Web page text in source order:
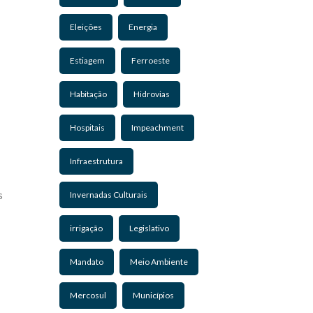
Eleições Energia
Estiagem Ferroeste
Habitação Hidrovias
Hospitais Impeachment
Infraestrutura
Invernadas Culturais
irrigação Legislativo
Mandato Meio Ambiente
Mercosul Municípios